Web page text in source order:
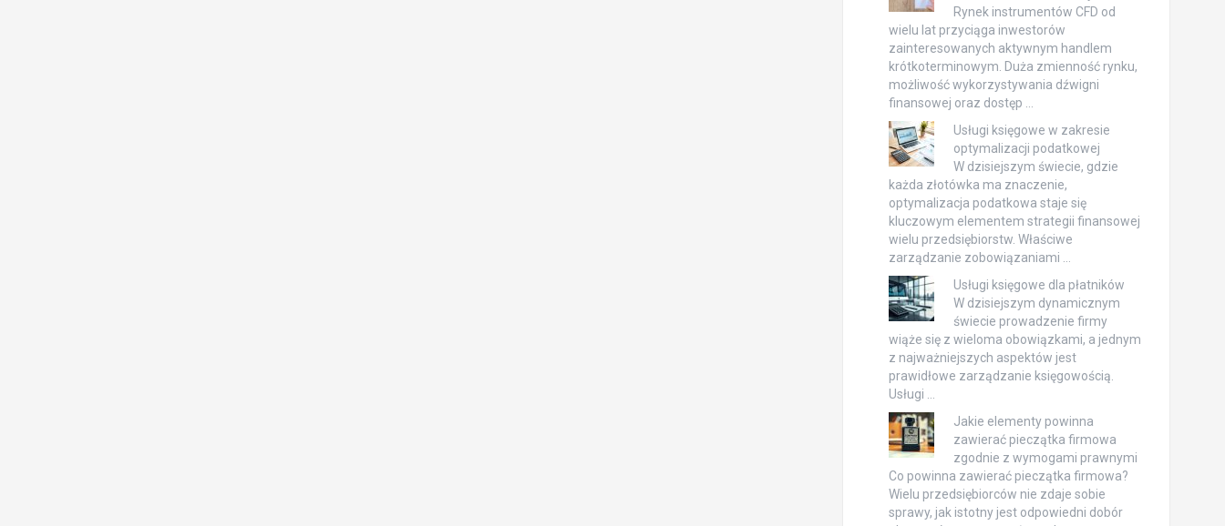
Rynek instrumentów CFD od
wielu lat przyciąga inwestorów
zainteresowanych aktywnym handlem
krótkoterminowym. Duża zmienność rynku,
możliwość wykorzystywania dźwigni
finansowej oraz dostęp …
Usługi księgowe w zakresie
optymalizacji podatkowej
W dzisiejszym świecie, gdzie
każda złotówka ma znaczenie,
optymalizacja podatkowa staje się
kluczowym elementem strategii finansowej
wielu przedsiębiorstw. Właściwe
zarządzanie zobowiązaniami …
Usługi księgowe dla płatników
W dzisiejszym dynamicznym
świecie prowadzenie firmy
wiąże się z wieloma obowiązkami, a jednym
z najważniejszych aspektów jest
prawidłowe zarządzanie księgowością.
Usługi …
Jakie elementy powinna
zawierać pieczątka firmowa
zgodnie z wymogami prawnymi
Co powinna zawierać pieczątka firmowa?
Wielu przedsiębiorców nie zdaje sobie
sprawy, jak istotny jest odpowiedni dobór